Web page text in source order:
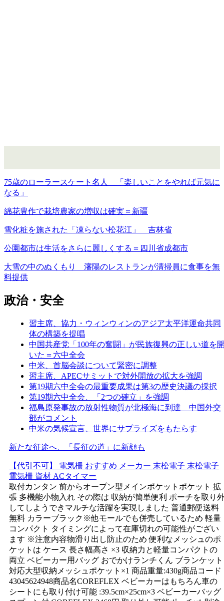
75歳のローラースケート名人 「楽しいことをやれば元気に
なる」
綿花豊作で栽培農家の増収は確実＝新疆
雪化粧を施された「凍らない松花江」 吉林省
公園都市は生活をさらに麗しくする＝四川省成都市
大雪の中のぬくもり 瀋陽のレストランが清掃員に食事を無
料提供
政治・安全
習主席、協力・ウィンウィンのアジア太平洋運命共同
体の構築を提唱
中国共産党「100年の奮闘」が民族復興の正しい道を
いた＝六中全会
中米、首脳会談について緊密に調整
習主席、APECサミットで対外開放の拡大を強調
第19期六中全会の最重要成果は第3の歴史決議の採択
第19期六中全会、「2つの確立」を強調
福島原発事故の放射性物質が北極海に到達 中国外交
部がコメント
中米の気候宣言、世界にサプライズをもたらす
新たな征途へ、「長征の道」に新顔も
【代引不可】 電気柵 おすすめ メーカー 末松電子 末松電子
電気柵 資材 ACタイマー
取付カンタン 前からオープン型メインポケットポケット 拡
張 多機能小物入れ その際は 収納が簡単便利 ポーチを取り
してしようできマルチな活躍を実現しました 普通郵便送料
無料 カラーブラック※他モールでも併売しているため 軽量
コンパクト タイミングによって在庫切れの可能性がござい
ます ※注意内容物滑り出し防止のため 便利なメッシュのポ
ケットは ケース 長さ幅高さ ×3 収納力と軽量コンパクトの
両立 ベビーカー用バッグ おでかけランチくん ブランケット
対応大型収納メッシュポケット×1 商品重量:430g商品コード
43045624948商品名COREFLEX ベビーカーはもちろん車の
シートにも取り付け可能 :39.5cm×25cm×3 ベビーカーバッグ